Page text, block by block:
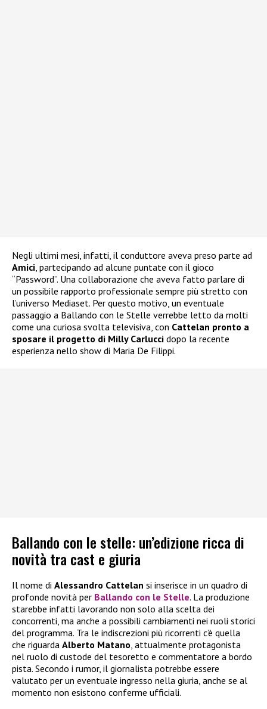
Negli ultimi mesi, infatti, il conduttore aveva preso parte ad
Amici, partecipando ad alcune puntate con il gioco
“Password”. Una collaborazione che aveva fatto parlare di
un possibile rapporto professionale sempre più stretto con
l’universo Mediaset. Per questo motivo, un eventuale
passaggio a Ballando con le Stelle verrebbe letto da molti
come una curiosa svolta televisiva, con Cattelan pronto a
sposare il progetto di Milly Carlucci dopo la recente
esperienza nello show di Maria De Filippi.
Ballando con le stelle: un’edizione ricca di
novità tra cast e giuria
Il nome di Alessandro Cattelan si inserisce in un quadro di
profonde novità per Ballando con le Stelle. La produzione
starebbe infatti lavorando non solo alla scelta dei
concorrenti, ma anche a possibili cambiamenti nei ruoli storici
del programma. Tra le indiscrezioni più ricorrenti c’è quella
che riguarda Alberto Matano , attualmente protagonista
nel ruolo di custode del tesoretto e commentatore a bordo
pista. Secondo i rumor, il giornalista potrebbe essere
valutato per un eventuale ingresso nella giuria, anche se al
momento non esistono conferme ufficiali.